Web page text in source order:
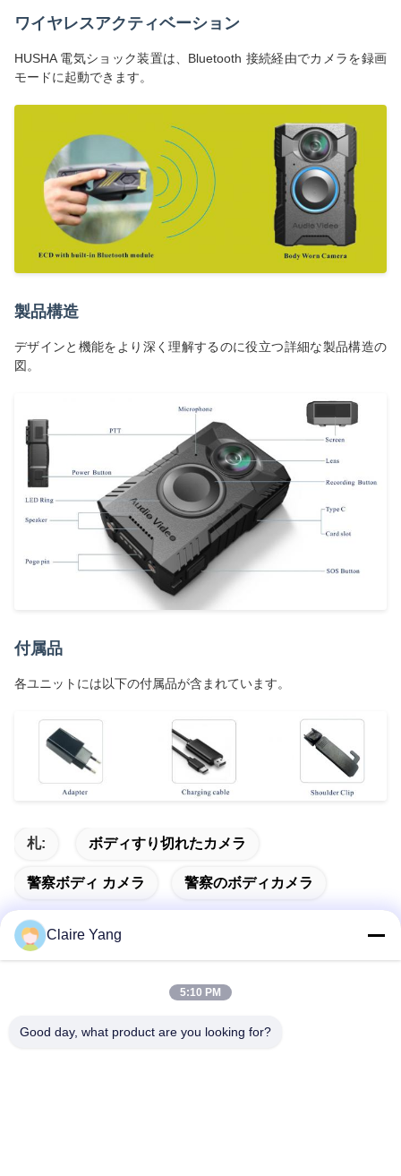
ワイヤレスアクティベーション
HUSHA 電気ショック装置は、Bluetooth 接続経由でカメラを録画
モードに起動できます。
製品構造
デザインと機能をより深く理解するのに役立つ詳細な製品構造の
図。
付属品
各ユニットには以下の付属品が含まれています。
札: ボディすり切れたカメラ
警察ボディ カメラ 警察のボディカメラ
住所
Claire Yang
5:10 PM
Good day, what product are you looking for?